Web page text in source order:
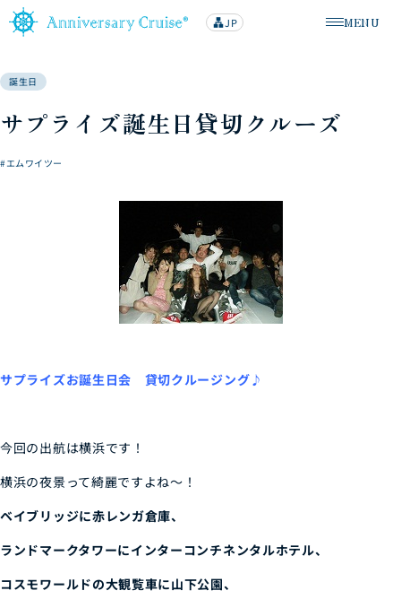
メニューを
MENU
lan
g
JP
誕生日
サプライズ誕生日貸切クルーズ
#エムワイツー
サプライズお誕生日会 貸切クルージング♪
今回の出航は横浜です！
横浜の夜景って綺麗ですよね～！
ベイブリッジに赤レンガ倉庫、
ランドマークタワーにインターコンチネンタルホテル、
コスモワールドの大観覧車に山下公園、